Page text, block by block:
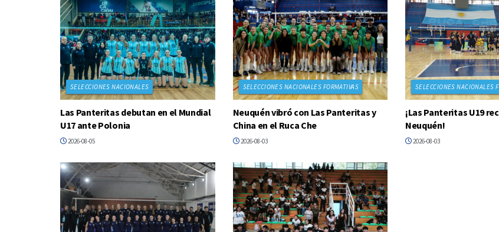
SELECCIONES NACIONALES
Las Panteritas debutan en el Mundial
U17 ante Polonia
2026-08-05
SELECCIONES NACIONALES FORMATIVAS
Neuquén vibró con Las Panteritas y
China en el Ruca Che
2026-08-03
SELECCIONES NACIONALES
¡Las Panteritas U19
Neuquén!
2026-08-03